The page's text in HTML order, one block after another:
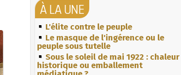
À LA UNE
L'élite contre le peuple
Le masque de l'ingérence ou le
peuple sous tutelle
Sous le soleil de mai 1922 : chaleur
historique ou emballement